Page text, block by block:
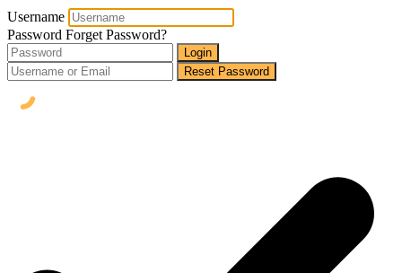
Username
Password Forget Password?
Login
Reset Password